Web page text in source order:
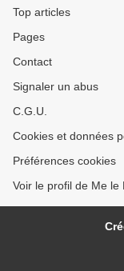
Top articles
Pages
Contact
Signaler un abus
C.G.U.
Cookies et données
Préférences cookies
Voir le profil de Me le